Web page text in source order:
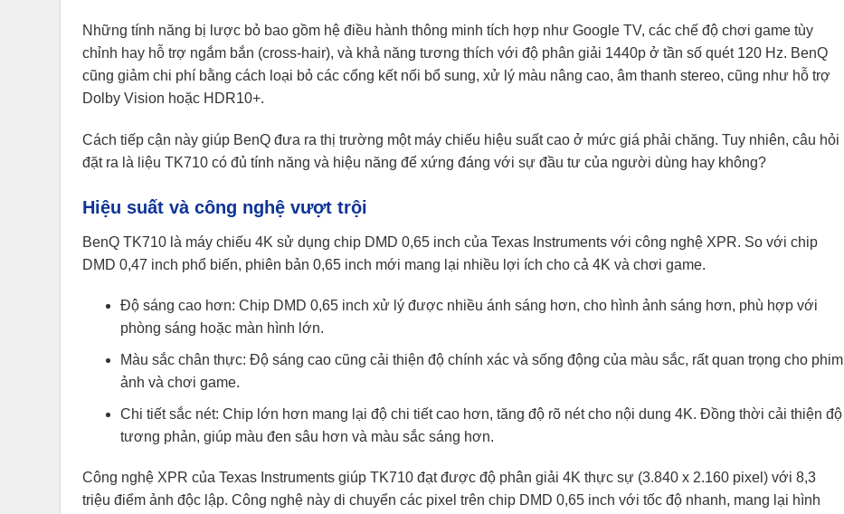
Những tính năng bị lược bỏ bao gồm hệ điều hành thông minh tích hợp như Google TV, các chế độ chơi game tùy
chỉnh hay hỗ trợ ngắm bắn (cross-hair), và khả năng tương thích với độ phân giải 1440p ở tần số quét 120 Hz. BenQ
cũng giảm chi phí bằng cách loại bỏ các cổng kết nối bổ sung, xử lý màu nâng cao, âm thanh stereo, cũng như hỗ trợ
Dolby Vision hoặc HDR10+.
Cách tiếp cận này giúp BenQ đưa ra thị trường một máy chiếu hiệu suất cao ở mức giá phải chăng. Tuy nhiên, câu hỏi
đặt ra là liệu TK710 có đủ tính năng và hiệu năng để xứng đáng với sự đầu tư của người dùng hay không?
Hiệu suất và công nghệ vượt trội
BenQ TK710 là máy chiếu 4K sử dụng chip DMD 0,65 inch của Texas Instruments với công nghệ XPR. So với chip
DMD 0,47 inch phổ biến, phiên bản 0,65 inch mới mang lại nhiều lợi ích cho cả 4K và chơi game.
Độ sáng cao hơn: Chip DMD 0,65 inch xử lý được nhiều ánh sáng hơn, cho hình ảnh sáng hơn, phù hợp với
phòng sáng hoặc màn hình lớn.
Màu sắc chân thực: Độ sáng cao cũng cải thiện độ chính xác và sống động của màu sắc, rất quan trọng cho phim
ảnh và chơi game.
Chi tiết sắc nét: Chip lớn hơn mang lại độ chi tiết cao hơn, tăng độ rõ nét cho nội dung 4K. Đồng thời cải thiện độ
tương phản, giúp màu đen sâu hơn và màu sắc sáng hơn.
Công nghệ XPR của Texas Instruments giúp TK710 đạt được độ phân giải 4K thực sự (3.840 x 2.160 pixel) với 8,3
triệu điểm ảnh độc lập. Công nghệ này di chuyển các pixel trên chip DMD 0,65 inch với tốc độ nhanh, mang lại hình